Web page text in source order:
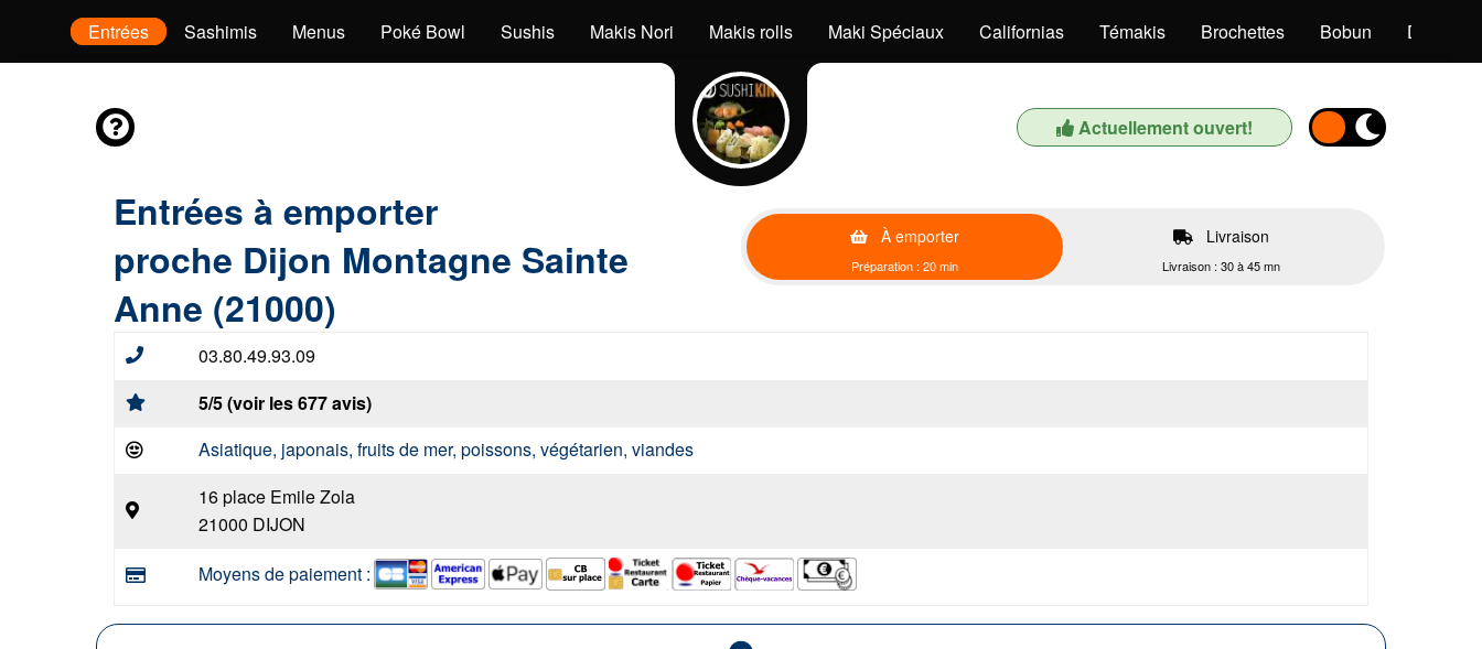
Entrées Sashimis Menus Poké Bowl Sushis Makis Nori Makis rolls Maki Spéciaux Californias Témakis Brochettes Bobun Desserts
Actuellement ouvert!
Entrées à emporter
proche Dijon Montagne Sainte
Anne (21000)
À emporter
Préparation : 20 min
Livraison
Livraison : 30 à 45 mn
03.80.49.93.09
5/5 (voir les 677 avis)
Asiatique, japonais, fruits de mer, poissons, végétarien, viandes
16 place Emile Zola
21000 DIJON
Moyens de paiement :